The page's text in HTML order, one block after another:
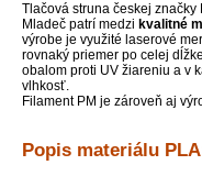
Tlačová struna českej
Mladeč patrí medzi kvalitné
výrobe je využité laserové
rovnaký priemer po celej
obalom proti UV žiareniu a v
vlhkosť.
Filament PM je zároveň aj
Popis materiálu